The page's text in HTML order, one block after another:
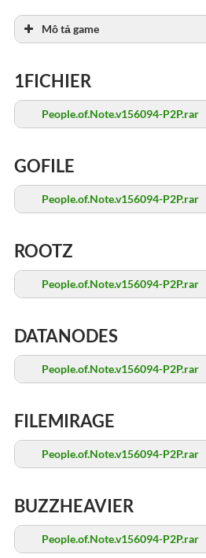
Mô tả game
1FICHIER
People.of.Note.v156094-P2P.rar
GOFILE
People.of.Note.v156094-P2P.rar
ROOTZ
People.of.Note.v156094-P2P.rar
DATANODES
People.of.Note.v156094-P2P.rar
FILEMIRAGE
People.of.Note.v156094-P2P.rar
BUZZHEAVIER
People.of.Note.v156094-P2P.rar